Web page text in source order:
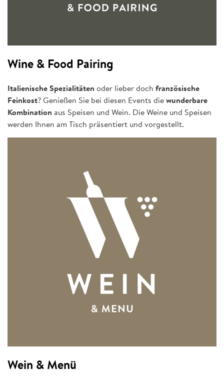
Wine & Food Pairing
Italienische Spezialitäten oder lieber doch französische
Feinkost? Genießen Sie bei diesen Events diewunderbare
Kombination aus Speisen und Wein. Die Weine und Speisen
werden Ihnen am Tisch präsentiert und vorgestellt.
Wein & Menü